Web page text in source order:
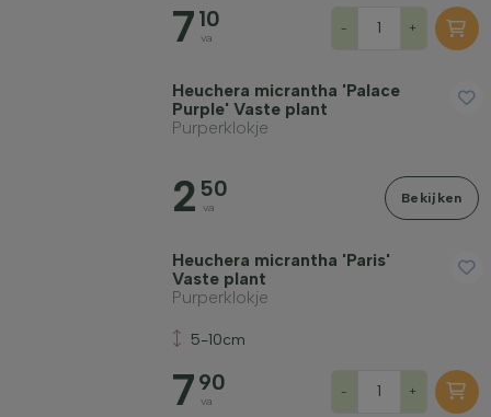
7 10
va
- +
Heuchera micrantha 'Palace
Purple' Vaste plant
Purperklokje
2 50
va
Bekijken
Heuchera micrantha 'Paris'
Vaste plant
Purperklokje
5-10cm
7 90
va
- +